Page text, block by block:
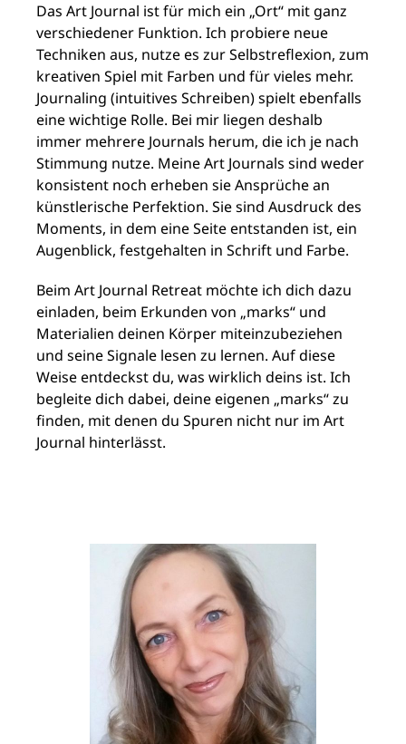
Das Art Journal ist für mich ein „Ort“ mit ganz
verschiedener Funktion. Ich probiere neue
Techniken aus, nutze es zur Selbstreflexion, zum
kreativen Spiel mit Farben und für vieles mehr.
Journaling (intuitives Schreiben) spielt ebenfalls
eine wichtige Rolle. Bei mir liegen deshalb
immer mehrere Journals herum, die ich je nach
Stimmung nutze. Meine Art Journals sind weder
konsistent noch erheben sie Ansprüche an
künstlerische Perfektion. Sie sind Ausdruck des
Moments, in dem eine Seite entstanden ist, ein
Augenblick, festgehalten in Schrift und Farbe.
Beim Art Journal Retreat möchte ich dich dazu
einladen, beim Erkunden von „marks“ und
Materialien deinen Körper miteinzubeziehen
und seine Signale lesen zu lernen. Auf diese
Weise entdeckst du, was wirklich deins ist. Ich
begleite dich dabei, deine eigenen „marks“ zu
finden, mit denen du Spuren nicht nur im Art
Journal hinterlässt.